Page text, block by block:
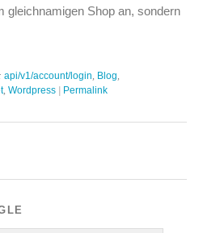
gleichnamigen Shop an, sondern
api/v1/account/login Blog
, Wordpress | Permalink